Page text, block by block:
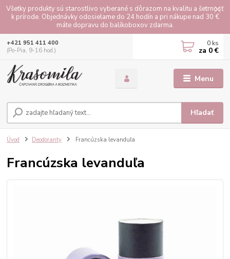
Všetky produkty sú starostlivo vyberané s dôrazom na kvalitu a šetrnosť
k prírode. Objednávky odosielame do 24 hodín a pri nákupe nad 30 €
máte dopravu do balíkoboxov zdarma.
Menu
Hľadať
+421 951 411 400
(Po-Pia, 9-16 hod.)
0 ks
za 0 €
Úvod Deodoranty Francúzska levanduľa
Francúzska levanduľa